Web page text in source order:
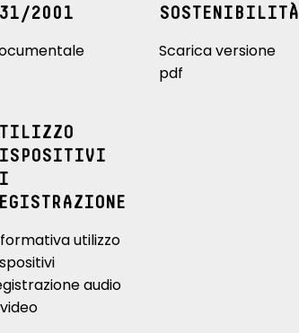
2001
SOSTENIBILITÀ
Scarica versione
pdf
utilizzo
audio